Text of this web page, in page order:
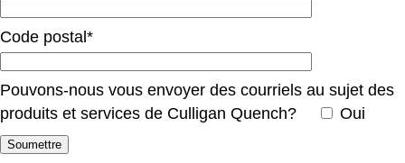
Code postal*
Pouvons-nous vous envoyer des courriels au sujet des
produits et services de Culligan Quench?
Oui